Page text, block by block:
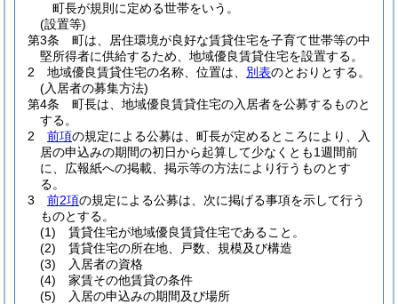
町長が規則に定める世帯をいう。
(設置等)
第3条
町は、居住環境が良好な賃貸住宅を子育て世帯等の中
堅所得者に供給するため、地域優良賃貸住宅を設置する。
2
地域優良賃貸住宅の名称、位置は、 別表のとおりとする。
(入居者の募集方法)
第4条
町長は、地域優良賃貸住宅の入居者を公募するものと
する。
2
前項の規定による公募は、町長が定めるところにより、入
居の申込みの期間の初日から起算して少なくとも1週間前
に、広報紙への掲載、掲示等の方法により行うものとす
る。
3
前2項の規定による公募は、次に掲げる事項を示して行う
ものとする。
(1)
賃貸住宅が地域優良賃貸住宅であること。
(2)
賃貸住宅の所在地、戸数、規模及び構造
(3)
入居者の資格
(4)
家賃その他賃貸の条件
(5)
入居の申込みの期間及び場所